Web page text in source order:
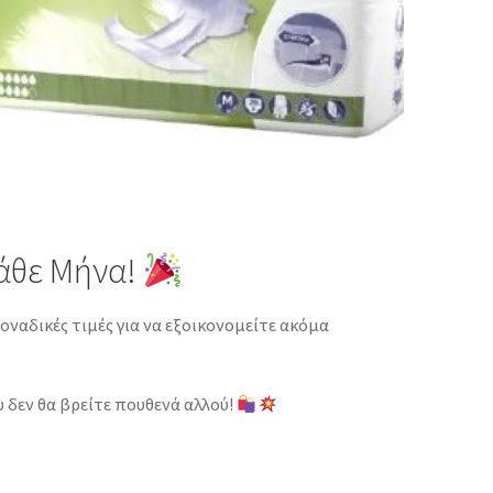
Μήνα!
τιμές για να εξοικονομείτε ακόμα
θα βρείτε πουθενά αλλού!